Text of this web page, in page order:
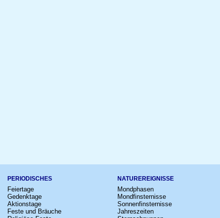
PERIODISCHES
Feiertage
Gedenktage
Aktionstage
Feste und Bräuche
NATUREREIGNISSE
Mondphasen
Mondfinsternisse
Sonnenfinsternisse
Jahreszeiten